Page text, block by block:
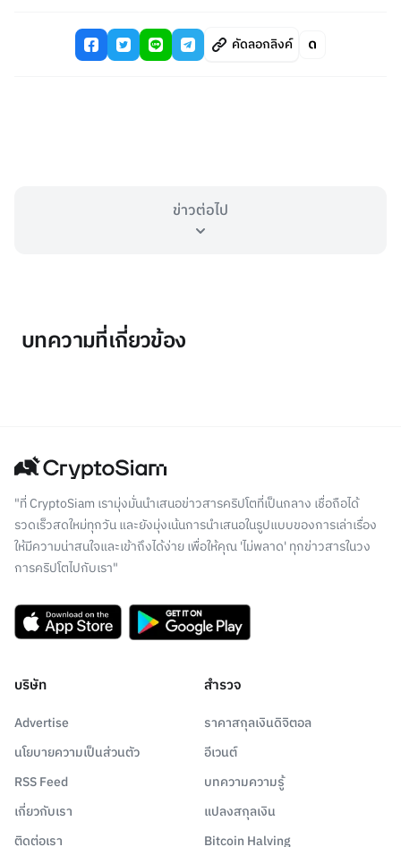
คัดลอกลิงค์
ข่าวต่อไป
บทความที่เกี่ยวข้อง
"ที่ CryptoSiam เรามุ่งมั่นนำเสนอข่าวสารคริปโตที่เป็นกลาง เชื่อถือได้
รวดเร็วสดใหม่ทุกวัน และยังมุ่งเน้นการนำเสนอในรูปแบบของการเล่าเรื่อง
ให้มีความน่าสนใจและเข้าถึงได้ง่าย เพื่อให้คุณ 'ไม่พลาด' ทุกข่าวสารในวง
การคริปโตไปกับเรา"
บริษัท
Advertise
นโยบายความเป็นส่วนตัว
RSS Feed
เกี่ยวกับเรา
ติดต่อเรา
สำรวจ
ราคาสกุลเงินดิจิตอล
อีเวนต์
บทความความรู้
แปลงสกุลเงิน
Bitcoin Halving